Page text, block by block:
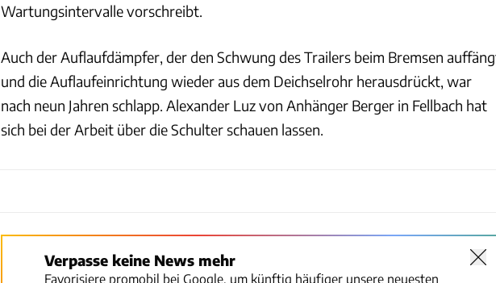
Wartungsintervalle vorschreibt.
Auch der Auflaufdämpfer, der den Schwung des Trailers beim Bremsen
und die Auflaufeinrichtung wieder aus dem Deichselrohr herausdrückt, war
nach neun Jahren schlapp. Alexander Luz von Anhänger Berger in Fellbach hat
sich bei der Arbeit über die Schulter schauen lassen.
Verpasse keine News mehr
Favorisiere promobil bei Google, um künftig häufiger unsere neuesten